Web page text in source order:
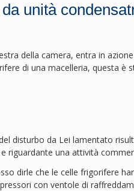
unità
della camera, entra in
di una macelleria, questa è
disturbo da Lei lamentato
riguardante una attività
dirle che le celle frigorifere
con ventole di